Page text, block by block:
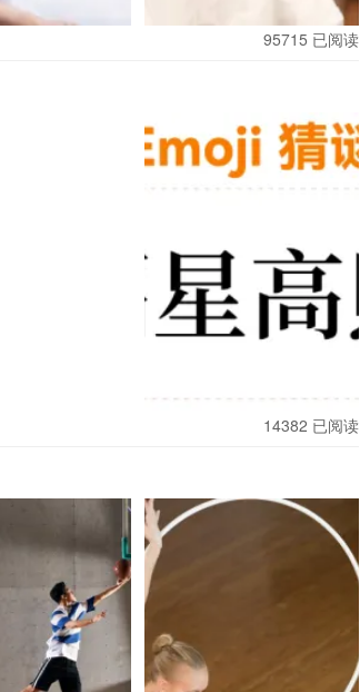
着少年热血感。
一字一句也都是对这部剧的莫大肯定。
好，而且悬疑度也很到位，每个案件不到最后
案件与单元案件紧密关联，每个单元案件都
95715 已阅读
14382 已阅读